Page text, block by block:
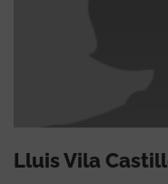
Lluis Vila